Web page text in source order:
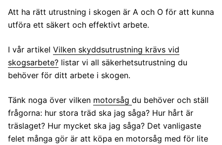
Att ha rätt utrustning i skogen är A och O för att kunna
utföra ett säkert och effektivt arbete.
I vår artikel Vilken skyddsutrustning krävs vid
skogsarbete? listar vi all säkerhetsutrustning du
behöver för ditt arbete i skogen.
Tänk noga över vilken motorsåg du behöver och ställ
frågorna: hur stora träd ska jag såga? Hur hårt är
träslaget? Hur mycket ska jag såga? Det vanligaste
felet många gör är att köpa en motorsåg med för lite